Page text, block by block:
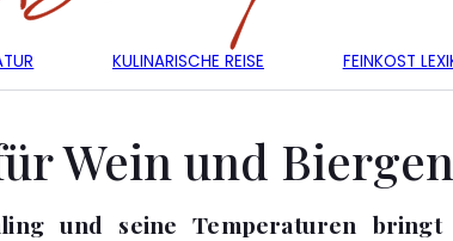
KULINARISCHE REISE FEINKOST
Wein und
und seine Temperaturen